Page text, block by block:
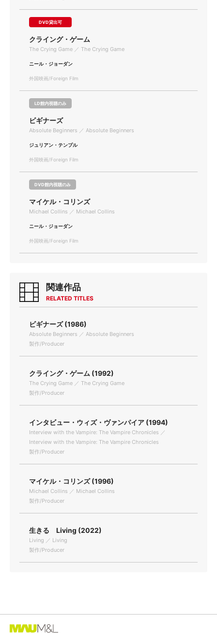
DVD貸出可
クライング・ゲーム
The Crying Game ／ The Crying Game
ニール・ジョーダン
外国映画/Foreign Film
LD館内視聴のみ
ビギナーズ
Absolute Beginners ／ Absolute Beginners
ジュリアン・テンプル
外国映画/Foreign Film
DVD館内視聴のみ
マイケル・コリンズ
Michael Collins ／ Michael Collins
ニール・ジョーダン
外国映画/Foreign Film
関連作品
RELATED TITLES
ビギナーズ (1986)
Absolute Beginners ／ Absolute Beginners
製作/Producer
クライング・ゲーム (1992)
The Crying Game ／ The Crying Game
製作/Producer
インタビュー・ウィズ・ヴァンパイア (1994)
Interview with the Vampire: The Vampire Chronicles ／
Interview with the Vampire: The Vampire Chronicles
製作/Producer
マイケル・コリンズ (1996)
Michael Collins ／ Michael Collins
製作/Producer
生きる Living (2022)
Living ／ Living
製作/Producer